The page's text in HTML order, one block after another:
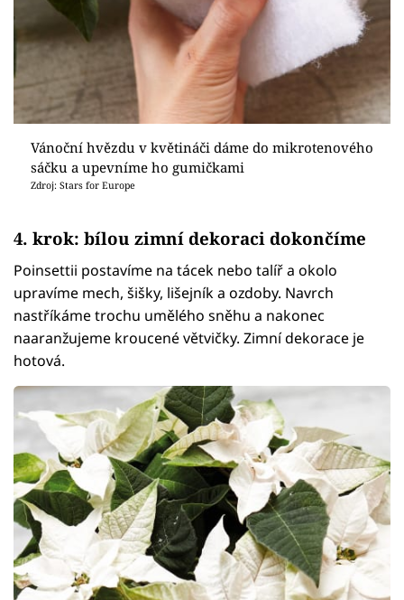
Vánoční hvězdu v květináči dáme do mikrotenového
sáčku a upevníme ho gumičkami
Zdroj: Stars for Europe
4. krok: bílou zimní dekoraci dokončíme
Poinsettii postavíme na tácek nebo talíř a okolo
upravíme mech, šišky, lišejník a ozdoby. Navrch
nastříkáme trochu umělého sněhu a nakonec
naaranžujeme kroucené větvičky. Zimní dekorace je
hotová.